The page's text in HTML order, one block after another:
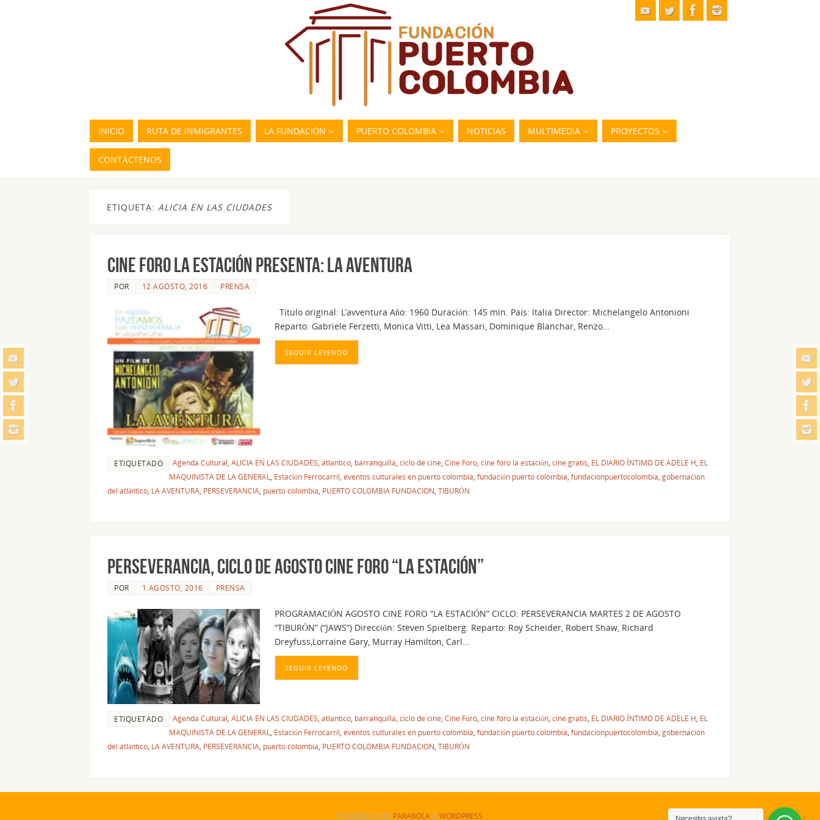
INICIO RUTA DE INMIGRANTES LA FUNDACIÓN PUERTO COLOMBIA NOTICIAS MULTIMEDIA PROYECTOS
CONTÁCTENOS
ETIQUETA: ALICIA EN LAS CIUDADES
CINE FORO LA ESTACIÓN PRESENTA: LA AVENTURA
POR 12 AGOSTO, 2016 PRENSA
Título original: L’avventura Año: 1960 Duración: 145 min. País: Italia Director: Michelangelo Antonioni
Reparto: Gabriele Ferzetti, Monica Vitti, Lea Massari, Dominique Blanchar, Renzo…
SEGUIR LEYENDO
ETIQUETADO Agenda Cultural, ALICIA EN LAS CIUDADES, atlantico, barranquilla, ciclo de cine, Cine Foro, cine foro la estación, cine gratis, EL DIARIO ÍNTIMO DE ADELE H, EL
MAQUINISTA DE LA GENERAL, Estación Ferrocarril, eventos culturales en puerto colombia, fundación puerto colombia, fundacionpuertocolombia, gobernacion
del atlántico, LA AVENTURA, PERSEVERANCIA, puerto colombia, PUERTO COLOMBIA FUNDACION, TIBURÓN
PERSEVERANCIA, CICLO DE AGOSTO CINE FORO “LA ESTACIÓN”
POR 1 AGOSTO, 2016 PRENSA
PROGRAMACIÓN AGOSTO CINE FORO “LA ESTACIÓN” CICLO: PERSEVERANCIA MARTES 2 DE AGOSTO
“TIBURÓN” (“JAWS”) Dirección: Steven Spielberg. Reparto: Roy Scheider, Robert Shaw, Richard
Dreyfuss,Lorraine Gary, Murray Hamilton, Carl…
SEGUIR LEYENDO
ETIQUETADO Agenda Cultural, ALICIA EN LAS CIUDADES, atlantico, barranquilla, ciclo de cine, Cine Foro, cine foro la estación, cine gratis, EL DIARIO ÍNTIMO DE ADELE H, EL
MAQUINISTA DE LA GENERAL, Estación Ferrocarril, eventos culturales en puerto colombia, fundación puerto colombia, fundacionpuertocolombia, gobernacion
del atlántico, LA AVENTURA, PERSEVERANCIA, puerto colombia, PUERTO COLOMBIA FUNDACION, TIBURÓN
FUNCIONA CON PARABOLA&WORDPRESS.